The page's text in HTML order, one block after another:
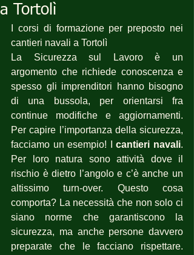
a Tortolì
I corsi di formazione per preposto nei
cantieri navali a Tortolì
La Sicurezza sul Lavoro è un
argomento che richiede conoscenza e
spesso gli imprenditori hanno bisogno
di una bussola, per orientarsi fra
continue modifiche e aggiornamenti.
Per capire l’importanza della sicurezza,
facciamo un esempio! I cantieri navali.
Per loro natura sono attività dove il
rischio è dietro l’angolo e c’è anche un
altissimo turn-over. Questo cosa
comporta? La necessità che non solo ci
siano norme che garantiscono la
sicurezza, ma anche persone davvero
preparate che le facciano rispettare.